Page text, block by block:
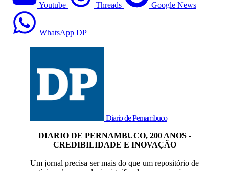
Youtube Threads Google News
WhatsApp DP
Diario de Pernambuco
DIARIO DE PERNAMBUCO, 200 ANOS -
CREDIBILIDADE E INOVAÇÃO
Um jornal precisa ser mais do que um repositório de